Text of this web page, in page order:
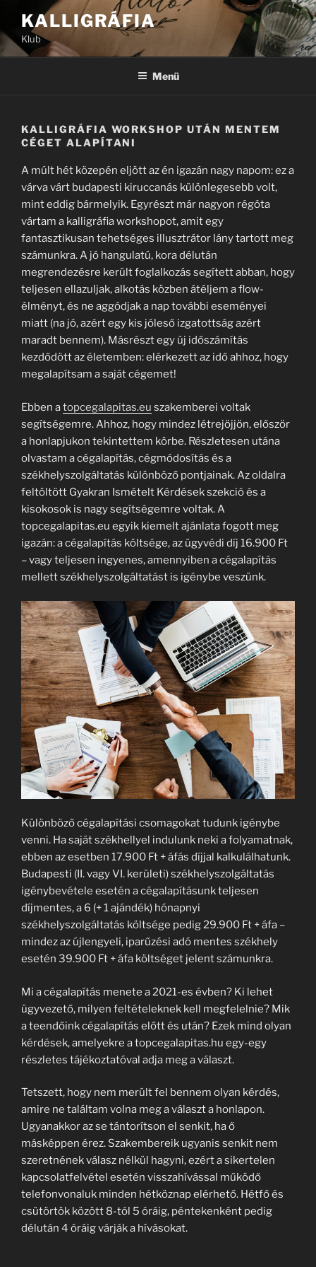
Tartalomhoz
KALLIGRÁFIA
Klub
Menü
KALLIGRÁFIA WORKSHOP UTÁN MENTEM
CÉGET ALAPÍTANI
A múlt hét közepén eljött az én igazán nagy napom: ez a
várva várt budapesti kiruccanás különlegesebb volt,
mint eddig bármelyik. Egyrészt már nagyon régóta
vártam a kalligráfia workshopot, amit egy
fantasztikusan tehetséges illusztrátor lány tartott meg
számunkra. A jó hangulatú, kora délután
megrendezésre került foglalkozás segített abban, hogy
teljesen ellazuljak, alkotás közben átéljem a flow-
élményt, és ne aggódjak a nap további eseményei
miatt (na jó, azért egy kis jóleső izgatottság azért
maradt bennem). Másrészt egy új időszámítás
kezdődött az életemben: elérkezett az idő ahhoz, hogy
megalapítsam a saját cégemet!
Ebben atopcegalapitas.eu szakemberei voltak
segítségemre. Ahhoz, hogy mindez létrejöjjön, először
a honlapjukon tekintettem körbe. Részletesen utána
olvastam a cégalapítás, cégmódosítás és a
székhelyszolgáltatás különböző pontjainak. Az oldalra
feltöltött Gyakran Ismételt Kérdések szekció és a
kisokosok is nagy segítségemre voltak. A
topcegalapitas.eu egyik kiemelt ajánlata fogott meg
igazán: a cégalapítás költsége, az ügyvédi díj 16.900 Ft
– vagy teljesen ingyenes, amennyiben a cégalapítás
mellett székhelyszolgáltatást is igénybe veszünk.
Különböző cégalapítási csomagokat tudunk igénybe
venni. Ha saját székhellyel indulunk neki a folyamatnak,
ebben az esetben 17.900 Ft + áfás díjjal kalkulálhatunk.
Budapesti (II. vagy VI. kerületi) székhelyszolgáltatás
igénybevétele esetén a cégalapításunk teljesen
díjmentes, a 6 (+ 1 ajándék) hónapnyi
székhelyszolgáltatás költsége pedig 29.900 Ft + áfa –
mindez az újlengyeli, iparűzési adó mentes székhely
esetén 39.900 Ft + áfa költséget jelent számunkra.
Mi a cégalapítás menete a 2021-es évben? Ki lehet
ügyvezető, milyen feltételeknek kell megfelelnie? Mik
a teendőink cégalapítás előtt és után? Ezek mind olyan
kérdések, amelyekre a topcegalapitas.hu egy-egy
részletes tájékoztatóval adja meg a választ.
Tetszett, hogy nem merült fel bennem olyan kérdés,
amire ne találtam volna meg a választ a honlapon.
Ugyanakkor az se tántorítson el senkit, ha ő
másképpen érez. Szakembereik ugyanis senkit nem
szeretnének válasz nélkül hagyni, ezért a sikertelen
kapcsolatfelvétel esetén visszahívással működő
telefonvonaluk minden hétköznap elérhető. Hétfő és
csütörtök között 8-tól 5 óráig, péntekenként pedig
délután 4 óráig várják a hívásokat.